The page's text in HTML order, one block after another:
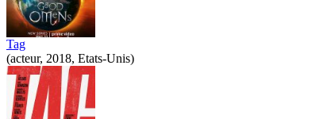
Tag
(acteur, 2018, Etats-Unis)